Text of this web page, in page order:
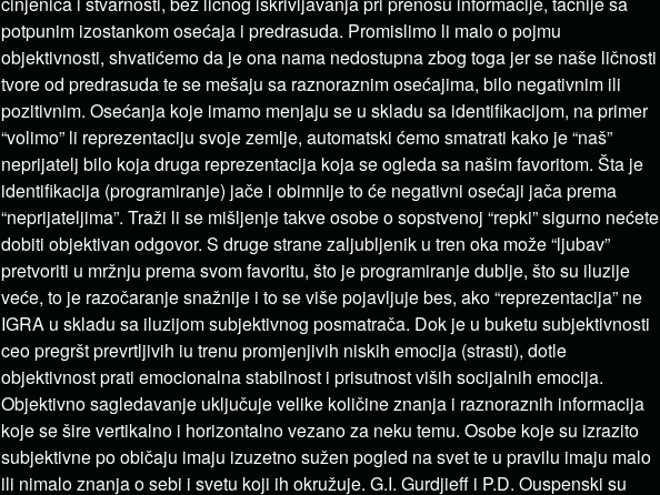
potpunim izostankom osećaja i predrasuda. Promislimo li malo o pojmu
objektivnosti, shvatićemo da je ona nama nedostupna zbog toga jer se naše ličnosti
tvore od predrasuda te se mešaju sa raznoraznim osećajima, bilo negativnim ili
pozitivnim. Osećanja koje imamo menjaju se u skladu sa identifikacijom, na primer
“volimo” li reprezentaciju svoje zemlje, automatski ćemo smatrati kako je “naš”
neprijatelj bilo koja druga reprezentacija koja se ogleda sa našim favoritom. Šta je
identifikacija (programiranje) jače i obimnije to će negativni osećaji jača prema
“neprijateljima”. Traži li se mišljenje takve osobe o sopstvenoj “repki” sigurno nećete
dobiti objektivan odgovor. S druge strane zaljubljenik u tren oka može “ljubav”
pretvoriti u mržnju prema svom favoritu, što je programiranje dublje, što su iluzije
veće, to je razočaranje snažnije i to se više pojavljuje bes, ako “reprezentacija” ne
IGRA u skladu sa iluzijom subjektivnog posmatrača. Dok je u buketu subjektivnosti
ceo pregršt prevrtljivih iu trenu promjenjivih niskih emocija (strasti), dotle
objektivnost prati emocionalna stabilnost i prisutnost viših socijalnih emocija.
Objektivno sagledavanje uključuje velike količine znanja i raznoraznih informacija
koje se šire vertikalno i horizontalno vezano za neku temu. Osobe koje su izrazito
subjektivne po običaju imaju izuzetno sužen pogled na svet te u pravilu imaju malo
ili nimalo znanja o sebi i svetu koji ih okružuje. G.I. Gurdjieff i P.D. Ouspenski su